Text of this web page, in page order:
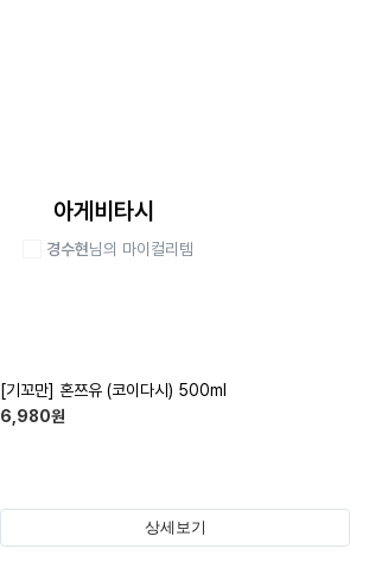
아게비타시
경수현님의 마이컬리템
[기꼬만] 혼쯔유 (코이다시) 500ml
6,980원
상세보기